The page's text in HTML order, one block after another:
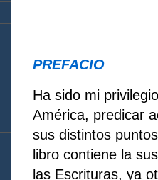
PREFACIO
Ha sido mi
América, predicar
sus distintos
libro contiene la
las Escrituras, ya